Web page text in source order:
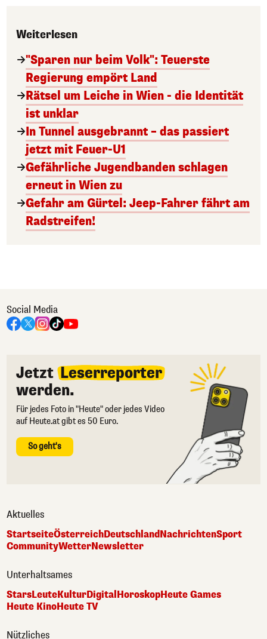
Weiterlesen
"Sparen nur beim Volk": Teuerste
Regierung empört Land
Rätsel um Leiche in Wien - die Identität
ist unklar
In Tunnel ausgebrannt – das passiert
jetzt mit Feuer-U1
Gefährliche Jugendbanden schlagen
erneut in Wien zu
Gefahr am Gürtel: Jeep-Fahrer fährt am
Radstreifen!
Social Media
Jetzt Leserreporter
werden.
Für jedes Foto in "Heute" oder jedes Video
auf Heute.at gibt es 50 Euro.
So geht's
Aktuelles
StartseiteÖsterreichDeutschlandNachrichtenSport
CommunityWetterNewsletter
Unterhaltsames
StarsLeuteKulturDigital HoroskopHeute Games
Heute KinoHeute TV
Nützliches